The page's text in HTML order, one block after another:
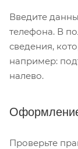
Введите
телефона. В
сведения,
например:
налево.
Проверьте